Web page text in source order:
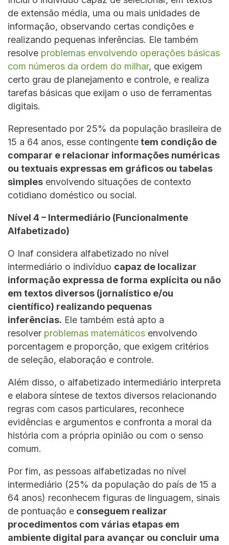
de extensão média, uma ou mais unidades de
informação, observando certas condições e
realizando pequenas inferências. Ele também
resolve problemas envolvendo operações básicas
com números da ordem do milhar, que exigem
certo grau de planejamento e controle, e realiza
tarefas básicas que exijam o uso de ferramentas
digitais.
Representado por 25% da população brasileira de
15 a 64 anos, esse contingentetem condição de
comparar e relacionar informações numéricas
ou textuais expressas em gráficos ou tabelas
simples envolvendo situações de contexto
cotidiano doméstico ou social.
Nível 4 – Intermediário (Funcionalmente
Alfabetizado)
O Inaf considera alfabetizado no nível
intermediário o indivíduo capaz de localizar
informação expressa de forma explícita ou não
em textos diversos (jornalístico e/ou
científico) realizando pequenas
inferências. Ele também está apto a
resolver problemas matemáticos envolvendo
porcentagem e proporção, que exigem critérios
de seleção, elaboração e controle.
Além disso, o alfabetizado intermediário interpreta
e elabora síntese de textos diversos relacionando
regras com casos particulares, reconhece
evidências e argumentos e confronta a moral da
história com a própria opinião ou com o senso
comum.
Por fim, as pessoas alfabetizadas no nível
intermediário (25% da população do país de 15 a
64 anos) reconhecem figuras de linguagem, sinais
de pontuação e conseguem realizar
procedimentos com várias etapas em
ambiente digital para avançar ou concluir uma